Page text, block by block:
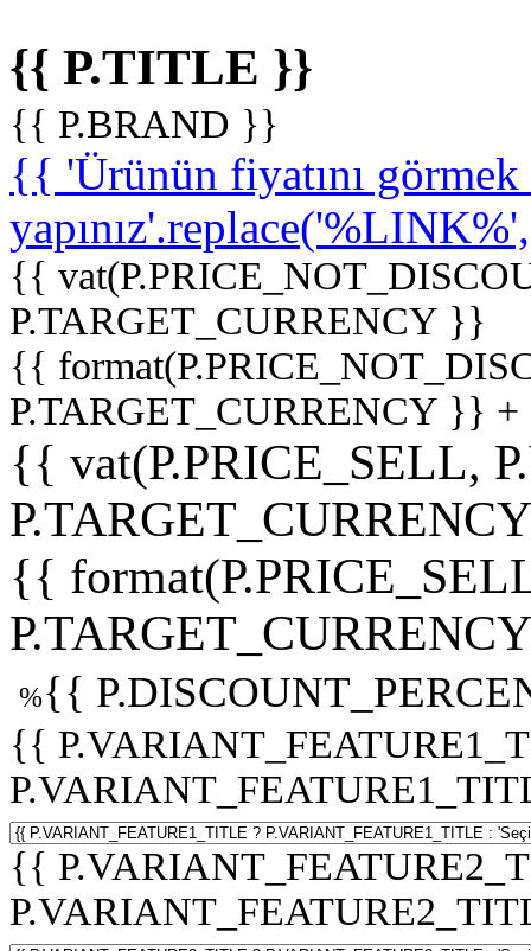
{{ P.TITLE }}
{{ P.BRAND }}
{{ 'Ürünün fiyatını
{{
P.TARGET_CURRENCY }}
{{
P.TARGET_CURRENCY }}
{{ vat(P.PRICE_SELL,
{{
%{{
{{
{{